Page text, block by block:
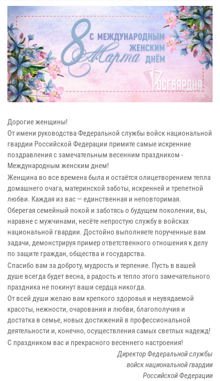
Дорогие женщины!
От имени руководства Федеральной службы войск национальной
гвардии Российской Федерации примите самые искренние
поздравления с замечательным весенним праздником -
Международным женским днем!
Женщина во все времена была и остаётся олицетворением тепла
домашнего очага, материнской заботы, искренней и трепетной
любви. Каждая из вас — единственная и неповторимая.
Оберегая семейный покой и заботясь о будущем поколении, вы,
наравне с мужчинами, несёте непростую службу в войсках
национальной гвардии. Достойно выполняете порученные вам
задачи, демонстрируя пример ответственного отношения к делу
по защите граждан, общества и государства.
Спасибо вам за доброту, мудрость и терпение. Пусть в вашей
душе всегда будет весна, а радость и тепло этого замечательного
праздника не покинут ваши сердца никогда.
От всей души желаю вам крепкого здоровья и неувядаемой
красоты, нежности, очарования и любви, благополучия и
достатка в семье, новых достижений в профессиональной
деятельности и, конечно, осуществления самых светлых надежд!
С праздником вас и прекрасного весеннего настроения!
Директор Федеральной службы
войск национальной гвардии
Российской Федерации